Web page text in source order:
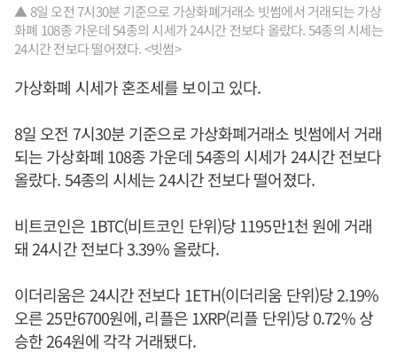
▲ 8일 오전 7시30분 기준으로 가상화폐거래소 빗썸에서 거래되는 가상
화폐 108종 가운데 54종의 시세가 24시간 전보다 올랐다. 54종의 시세는
24시간 전보다 떨어졌다. <빗썸>
가상화폐 시세가 혼조세를 보이고 있다.
8일 오전 7시30분 기준으로 가상화폐거래소 빗썸에서 거래
되는 가상화폐 108종 가운데 54종의 시세가 24시간 전보다
올랐다. 54종의 시세는 24시간 전보다 떨어졌다.
비트코인은 1BTC(비트코인 단위)당 1195만1천 원에 거래
돼 24시간 전보다 3.39% 올랐다.
이더리움은 24시간 전보다 1ETH(이더리움 단위)당 2.19%
오른 25만6700원에, 리플은 1XRP(리플 단위)당 0.72% 상
승한 264원에 각각 거래됐다.